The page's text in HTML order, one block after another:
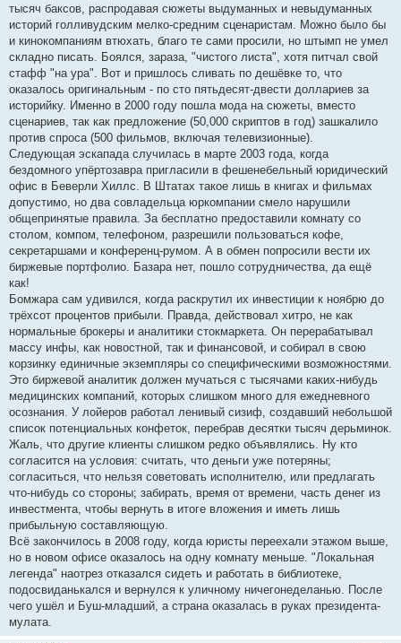
тысяч баксов, распродавая сюжеты выдуманных и невыдуманных
историй голливудским мелко-средним сценаристам. Можно было бы
и кинокомпаниям втюхать, благо те сами просили, но штымп не умел
складно писать. Боялся, зараза, "чистого листа", хотя питчал свой
стафф "на ура". Вот и пришлось сливать по дешёвке то, что
оказалось оригинальным - по сто пятьдесят-двести доллариев за
историйку. Именно в 2000 году пошла мода на сюжеты, вместо
сценариев, так как предложение (50,000 скриптов в год) зашкалило
против спроса (500 фильмов, включая телевизионные).
Следующая эскапада случилась в марте 2003 года, когда
бездомного упёртозавра пригласили в фешенебельный юридический
офис в Беверли Хиллс. В Штатах такое лишь в книгах и фильмах
допустимо, но два совладельца юркомпании смело нарушили
общепринятые правила. За бесплатно предоставили комнату со
столом, компом, телефоном, разрешили пользоваться кофе,
секретаршами и конференц-румом. А в обмен попросили вести их
биржевые портфолио. Базара нет, пошло сотрудничества, да ещё
как!
Бомжара сам удивился, когда раскрутил их инвестиции к ноябрю до
трёхсот процентов прибыли. Правда, действовал хитро, не как
нормальные брокеры и аналитики стокмаркета. Он перерабатывал
массу инфы, как новостной, так и финансовой, и собирал в свою
корзинку единичные экземпляры со специфическими возможностями.
Это биржевой аналитик должен мучаться с тысячами каких-нибудь
медицинских компаний, которых слишком много для ежедневного
осознания. У лойеров работал ленивый сизиф, создавший небольшой
список потенциальных конфеток, перебрав десятки тысяч дерьминок.
Жаль, что другие клиенты слишком редко объявлялись. Ну кто
согласится на условия: считать, что деньги уже потеряны;
согласиться, что нельзя советовать исполнителю, или предлагать
что-нибудь со стороны; забирать, время от времени, часть денег из
инвестмента, чтобы вернуть в итоге вложения и иметь лишь
прибыльную составляющую.
Всё закончилось в 2008 году, когда юристы переехали этажом выше,
но в новом офисе оказалось на одну комнату меньше. "Локальная
легенда" наотрез отказался сидеть и работать в библиотеке,
подосвиданькался и вернулся к уличному ничегонеделанью. После
чего ушёл и Буш-младший, а страна оказалась в руках президента-
мулата.